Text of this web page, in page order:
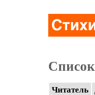
Читатель